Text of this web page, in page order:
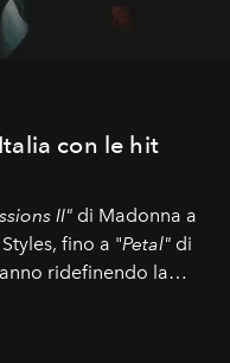
con le hit
II" di Madonna a
fino a "Petal" di
ridefinendo la